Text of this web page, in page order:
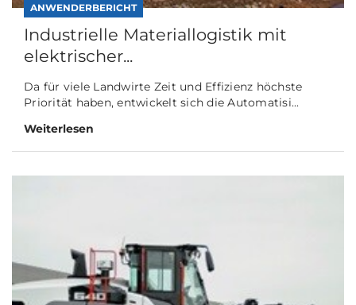
ANWENDERBERICHT
Industrielle Materiallogistik mit
elektrischer...
Da für viele Landwirte Zeit und Effizienz höchste
Priorität haben, entwickelt sich die Automatisi...
Weiterlesen